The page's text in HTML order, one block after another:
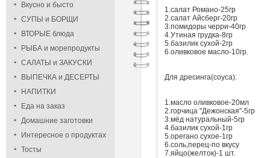
Вкусно и бысто
СУПЫ и БОРЩИ
ВТОРЫЕ блюда
РЫБА и морепродукты
САЛАТЫ и ЗАКУСКИ
ВЫПЕЧКА и ДЕСЕРТЫ
НАПИТКИ
Еда на заказ
Домашние заготовки
Интересное о продуктах
Тосты
1.салат Романо-25гр
2.салат Айсберг-20гр
3.помидоры черри-40гр
4.Утиная грудка-8гр
5.базилик сухой-2гр
6.оливковое масло-10гр.
Для дресинга(соуса):
1.масло оливковое-20мл
2.горчица "Дежонская"-5гр
3.мёд натуральный-5гр
4.базилик сухой-1гр
5.орегано сухое-1гр
6.соль,перец-по вкусу
7.яйцо(желток)-1 шт.